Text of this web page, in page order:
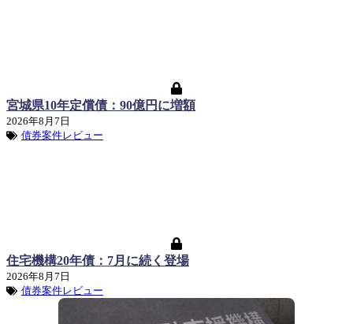
宮城県10年定償債：90億円に増額
2026年8月7日
債券案件レビュー
住宅機構20年債：7月に続く登場
2026年8月7日
債券案件レビュー